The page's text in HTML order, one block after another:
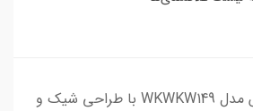
کتری برقی وستینگهاوس مدل WKWKW149 با طراحی شیک و